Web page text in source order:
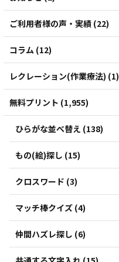
ご利用者様の声・実績 (22)
コラム (12)
レクレーション(作業療法) (1)
無料プリント (1,955)
ひらがな並べ替え (138)
もの(絵)探し (15)
クロスワード (3)
マッチ棒クイズ (4)
仲間ハズレ探し (6)